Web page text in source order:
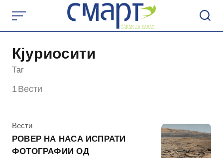
content
Кјуриосити
Таг
1 Вести
КАтегорија
Вести
РОВЕР НА НАСА ИСПРАТИ
ФОТОГРАФИИ ОД